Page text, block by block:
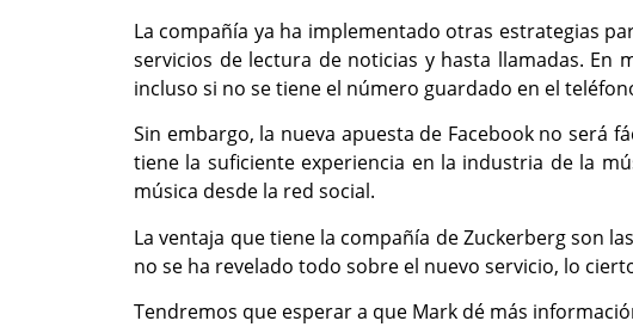
La compañía ya ha implementado otras estrategias
servicios de lectura de noticias y hasta llamadas. En
incluso si no se tiene el número guardado en el
Sin embargo, la nueva apuesta de Facebook no será
tiene la suficiente experiencia en la industria de la
música desde la red social.
La ventaja que tiene la compañía de Zuckerberg son
no se ha revelado todo sobre el nuevo servicio, lo
Tendremos que esperar a que Mark dé más